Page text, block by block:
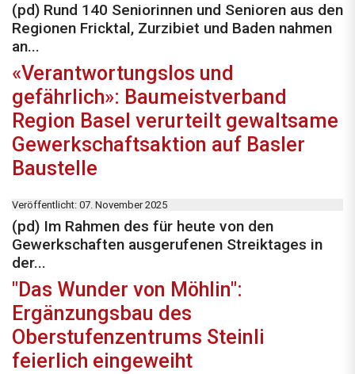
(pd) Rund 140 Seniorinnen und Senioren aus den
Regionen Fricktal, Zurzibiet und Baden nahmen
an...
«Verantwortungslos und
gefährlich»: Baumeistverband
Region Basel verurteilt gewaltsame
Gewerkschaftsaktion auf Basler
Baustelle
Veröffentlicht: 07. November 2025
(pd) Im Rahmen des für heute von den
Gewerkschaften ausgerufenen Streiktages in
der...
"Das Wunder von Möhlin":
Ergänzungsbau des
Oberstufenzentrums Steinli
feierlich eingeweiht